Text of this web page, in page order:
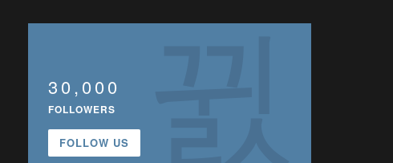
30,000
FOLLOWERS
FOLLOW US